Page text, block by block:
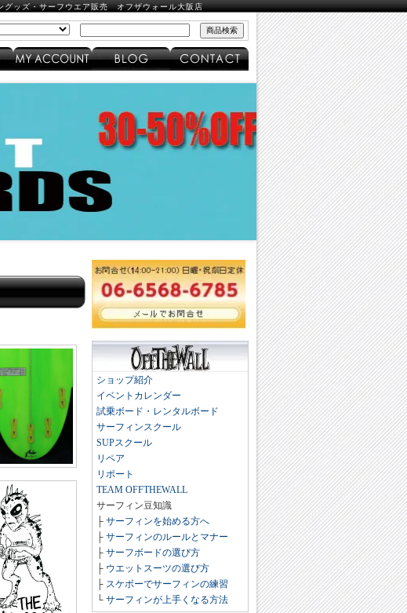
ッズ・サーフウエア販売 オフザウォール大阪店
ショップ紹介
イベントカレンダー
試乗ボード・レンタルボード
サーフィンスクール
SUPスクール
リペア
リポート
TEAM OFFTHEWALL
サーフィン豆知識
├ サーフィンを始める方へ
├ サーフィンのルールとマナー
├ サーフボードの選び方
├ ウエットスーツの選び方
├ スケボーでサーフィンの練習
└ サーフィンが上手くなる方法